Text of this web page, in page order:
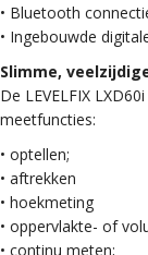
• Bluetooth
• Ingebouwde
Slimme,
De LEVELFIX
meetfuncties:
• optellen;
• aftrekken
• hoekmeting
• oppervlakte- of
• continu meten;